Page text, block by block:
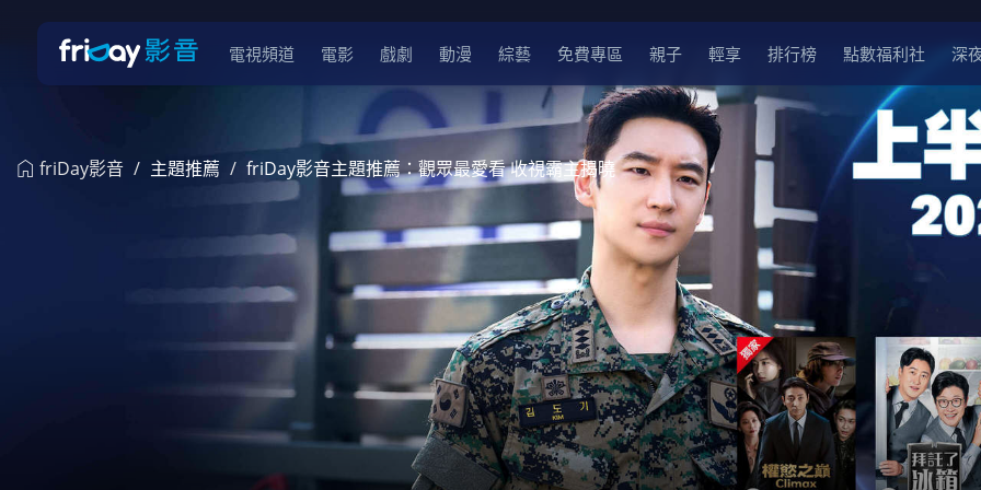
電視頻道 電影 戲劇 動漫 綜藝 免費專區 親子 輕享 排行榜 點數福利社 深
friDay影音 主題推薦 friDay影音主題推薦：觀眾最愛看 收視霸主揭曉